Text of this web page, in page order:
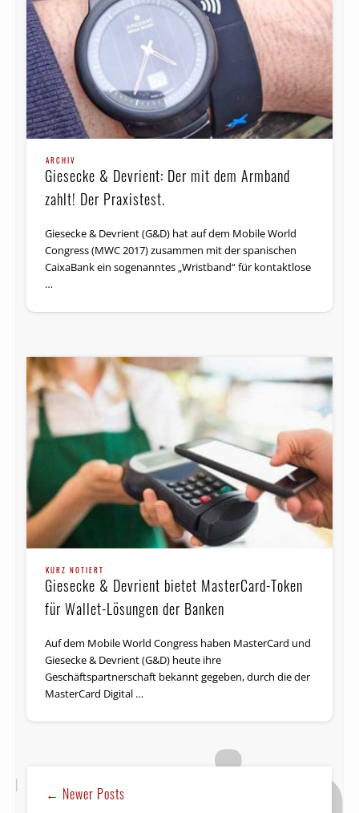
ARCHIV
Giesecke & Devrient: Der mit dem Armband
zahlt! Der Praxistest.
Giesecke & Devrient (G&D) hat auf dem Mobile World
Congress (MWC 2017) zusammen mit der spanischen
CaixaBank ein sogenanntes „Wristband“ für kontaktlose
…
KURZ NOTIERT
Giesecke & Devrient bietet MasterCard-Token
für Wallet-Lösungen der Banken
Auf dem Mobile World Congress haben MasterCard und
Giesecke & Devrient (G&D) heute ihre
Geschäftspartnerschaft bekannt gegeben, durch die der
MasterCard Digital …
← Newer Posts